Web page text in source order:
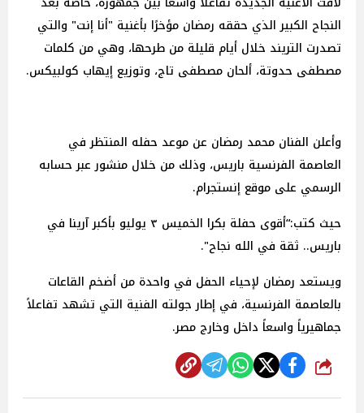
النجاح الكبير الذي حققه رمضان مؤخرًا بأغنية "أنا إنت" والتي
تصدرت التريند خلال أيام قليلة من طرحها، وهي من كلمات
مصطفى حدوتة، ألحان مصطفى تاج، وتوزيع إيهاب كولبيكس.
وأعلن الفنان محمد رمضان عن موعد حفله المنتظر في
العاصمة الفرنسية باريس، وذلك من خلال منشور عبر حسابه
الرسمي على موقع إنستجرام.
حيث كتب:“أقوى حفلة بكرا الخميس ٣ يوليو بأكبر آرينا في
باريس.. ثقة في الله نجاح".
ويستعد رمضان لإحياء الحفل في واحدة من أضخم القاعات
بالعاصمة الفرنسية، في إطار جولته الفنية التي تشهد تفاعلاً
جماهيرياً واسعاً داخل وخارج مصر.
شارك